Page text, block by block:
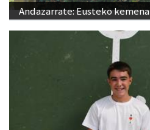
Andazarrate: Eusteko kemena